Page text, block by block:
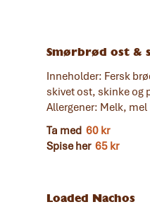
Smørbrød ost &
Inneholder: Fersk
skivet ost, skinke og
Allergener: Melk, mel
Ta med 60 kr
Spise her 65 kr
Loaded Nachos